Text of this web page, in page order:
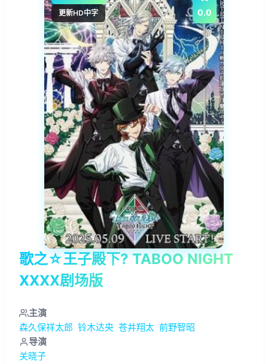
更新HD中字
0.0
歌之☆王子殿下? TABOO NIGHT
XXXX剧场版
主演
森久保祥太郎 铃木达央 苍井翔太 前野智昭
导演
关晓子